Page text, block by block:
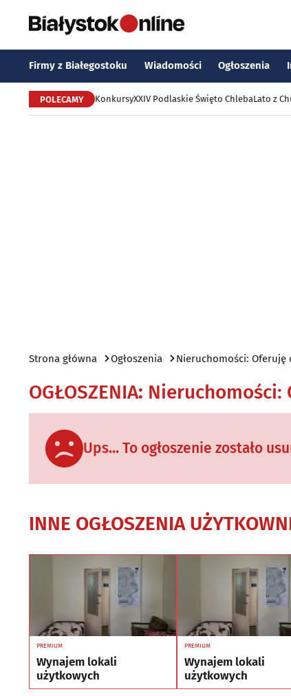
Firmy z Białegostoku Wiadomości Ogłoszenia
POLECAMY KonkursyXXIV Podlaskie Święto ChlebaLato z
Strona główna Ogłoszenia Nieruchomości: Oferuję
OGŁOSZENIA: Nieruchomości:
Ups... To ogłoszenie zostało
INNE OGŁOSZENIA
PREMIUM
Wynajem lokali
użytkowych
PREMIUM
Wynajem lokali
użytkowych